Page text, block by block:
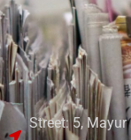
Street: 5,